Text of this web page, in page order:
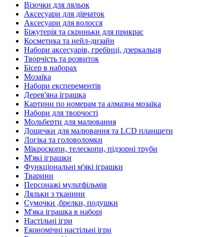
Візочки для ляльок
Аксесуари для дівчаток
Аксесуари для волосся
Біжутерія та скриньки для прикрас
Косметика та нейл-дизайн
Набори аксесуарів, гребінці, дзеркальця
Творчість та розвиток
Бісер в наборах
Мозаїка
Набори експерементів
Дерев'яна іграшка
Картини по номерам та алмазна мозаїка
Набори для творчості
Мольберти для малювання
Дощечки для малювання та LCD планшети
Логіка та головоломки
Мікроскопи, телескопи, підзорні труби
М'які іграшки
Функціональні м'які іграшки
Тварини
Персонажі мультфільмів
Ляльки з тканини
Сумочки ,брелки, подушки
М'яка іграшка в наборі
Настільні ігри
Економічні настільні ігри